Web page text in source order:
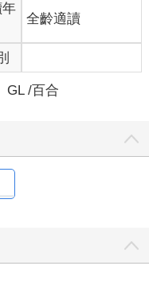
全齡適讀
GL /百合